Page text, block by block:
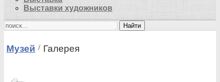
Выставки художников
Найти
Музей Галерея